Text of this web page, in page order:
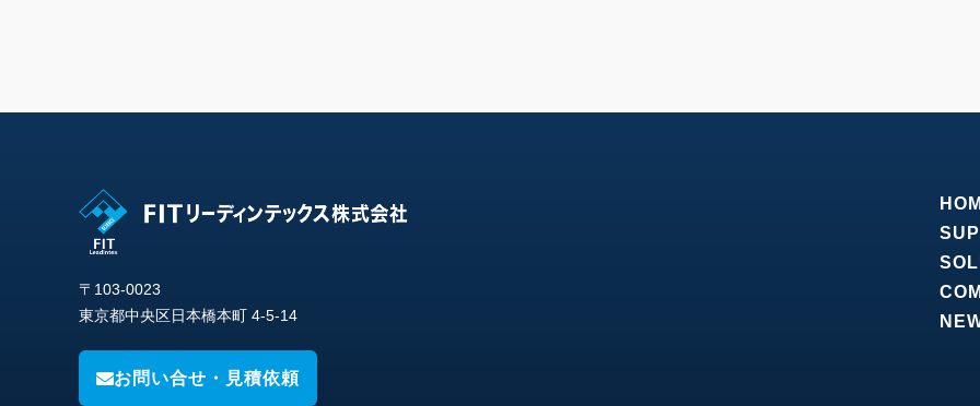
〒103-0023
東京都中央区日本橋本町 4-5-14
お問い合せ・見積依頼